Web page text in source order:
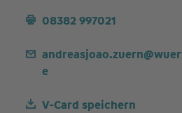
08382 997021
e
V-Card speichern